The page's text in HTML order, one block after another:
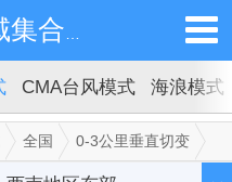
CMA台风模式 海浪模式
全国 0-3公里垂直切变